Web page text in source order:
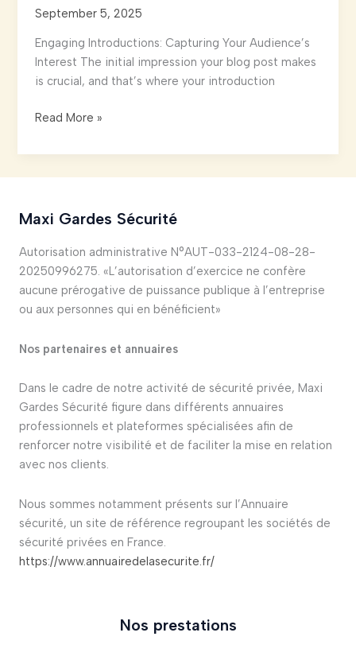
September 5, 2025
Engaging Introductions: Capturing Your Audience’s
Interest The initial impression your blog post makes
is crucial, and that’s where your introduction
Mastering
First
Impression:
intriguing
title
goes
here
Read More »
Maxi Gardes Sécurité
Autorisation administrative N°AUT-033-2124-08-28-
20250996275. «L’autorisation d’exercice ne confère
aucune prérogative de puissance publique à l’entreprise
ou aux personnes qui en bénéficient»
Nos partenaires et annuaires
Dans le cadre de notre activité de sécurité privée, Maxi
Gardes Sécurité figure dans différents annuaires
professionnels et plateformes spécialisées afin de
renforcer notre visibilité et de faciliter la mise en relation
avec nos clients.
Nous sommes notamment présents sur l’Annuaire
sécurité, un site de référence regroupant les sociétés de
sécurité privées en France.
https://www.annuairedelasecurite.fr/
Nos prestations